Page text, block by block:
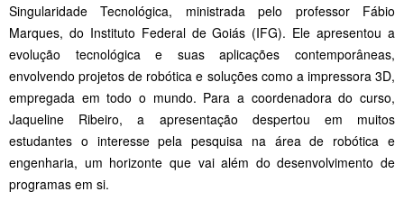
Singularidade Tecnológica, ministrada pelo professor Fábio
Marques, do Instituto Federal de Goiás (IFG). Ele apresentou a
evolução tecnológica e suas aplicações contemporâneas,
envolvendo projetos de robótica e soluções como a impressora 3D,
empregada em todo o mundo. Para a coordenadora do curso,
Jaqueline Ribeiro, a apresentação despertou em muitos
estudantes o interesse pela pesquisa na área de robótica e
engenharia, um horizonte que vai além do desenvolvimento de
programas em si.